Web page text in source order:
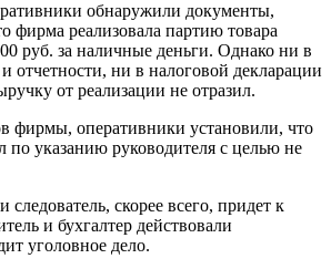
обнаружили документы,
фирма реализовала партию товара
руб. за наличные деньги. Однако ни в
и отчетности, ни в налоговой декларации
от реализации не отразил.
фирмы, оперативники установили, что
по указанию руководителя с целью не
скорее всего, придет к
и бухгалтер действовали
уголовное дело.